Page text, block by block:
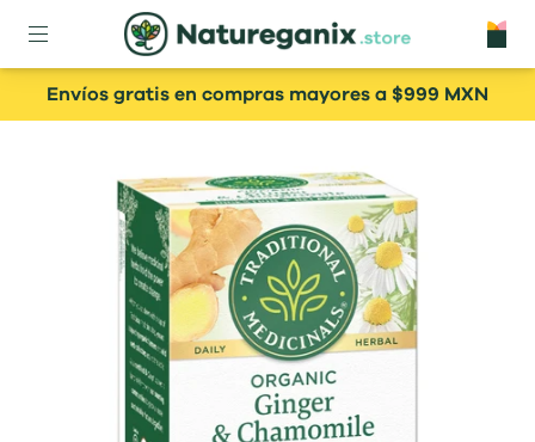
Envíos gratis en compras mayores a $999 MXN